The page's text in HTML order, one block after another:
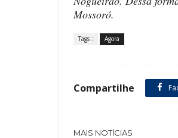
Mossoró.
Tags : Agora
Compartilhe
MAIS NOTÍCIAS